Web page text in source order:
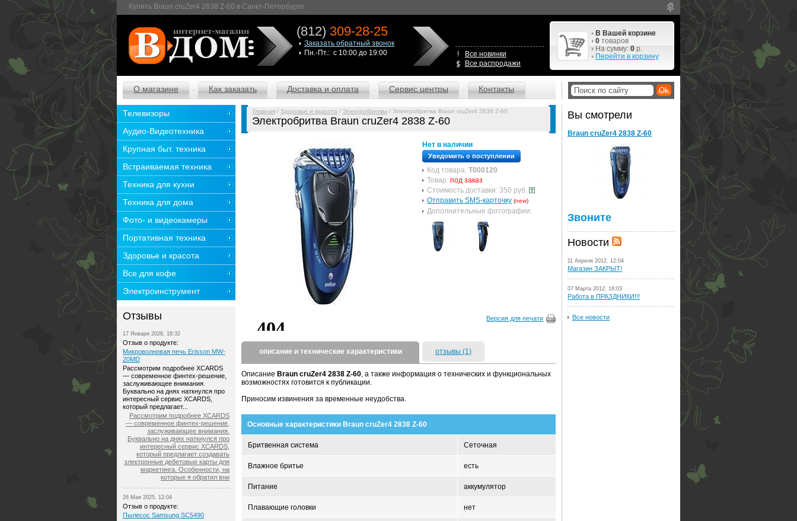
Купить Braun cruZer4 2838 Z-60 в Санкт-Петербурге
(812) 309-28-25
Заказать обратный звонок
Пн.-Пт.: с 10:00 до 19:00
Все новинки
Все распродажи
В Вашей корзине
0 товаров
На сумму: 0 р.
Перейти в корзину
О магазине Как заказать Доставка и оплата Сервис центры Контакты
Главная / Здоровье и красота / Электробритвы / Электробритва Braun cruZer4 2838 Z-60
Электробритва Braun cruZer4 2838 Z-60
Нет в наличии
Уведомить о поступлении
Код товара: T000120
Товар: под заказ
Стоимость доставки: 350 руб.
Отправить SMS-карточку (new)
Дополнительные фотографии:
Версия для печати
описание и технические характеристики отзывы (1)
Описание Braun cruZer4 2838 Z-60, а также информация о технических и функциональных
возможностях готовится к публикации.
Приносим извинения за временные неудобства.
Основные характеристики Braun cruZer4 2838 Z-60
Бритвенная система Сеточная
Влажное бритье есть
Питание аккумулятор
Плавающие головки нет
Телевизоры
Аудио-Видеотехника
Крупная быт. техника
Встраиваемая техника
Техника для кухни
Техника для дома
Фото- и видеокамеры
Портативная техника
Здоровье и красота
Все для кофе
Электроинструмент
Отзывы
17 Января 2026, 18:32
Отзыв о продукте:
Микроволновая печь Erisson MW-
20MD
Рассмотрим подробнее XCARDS
— современное финтех-решение,
заслуживающее внимания.
Буквально на днях наткнулся про
интересный сервис XCARDS,
который предлагает...
Рассмотрим подробнее XCARDS
— современное финтех-решение,
заслуживающее внимания.
Буквально на днях наткнулся про
интересный сервис XCARDS,
который предлагает создавать
электронные дебетовые карты для
маркетинга. Особенности, на
которые я обратил вни
26 Мая 2025, 12:04
Отзыв о продукте:
Пылесос Samsung SC5490
Вы смотрели
Braun cruZer4 2838 Z-60
Звоните
Новости
11 Апреля 2012, 12:04
Магазин ЗАКРЫТ!
07 Марта 2012, 18:03
Работа в ПРАЗДНИКИ!!!
Все новости